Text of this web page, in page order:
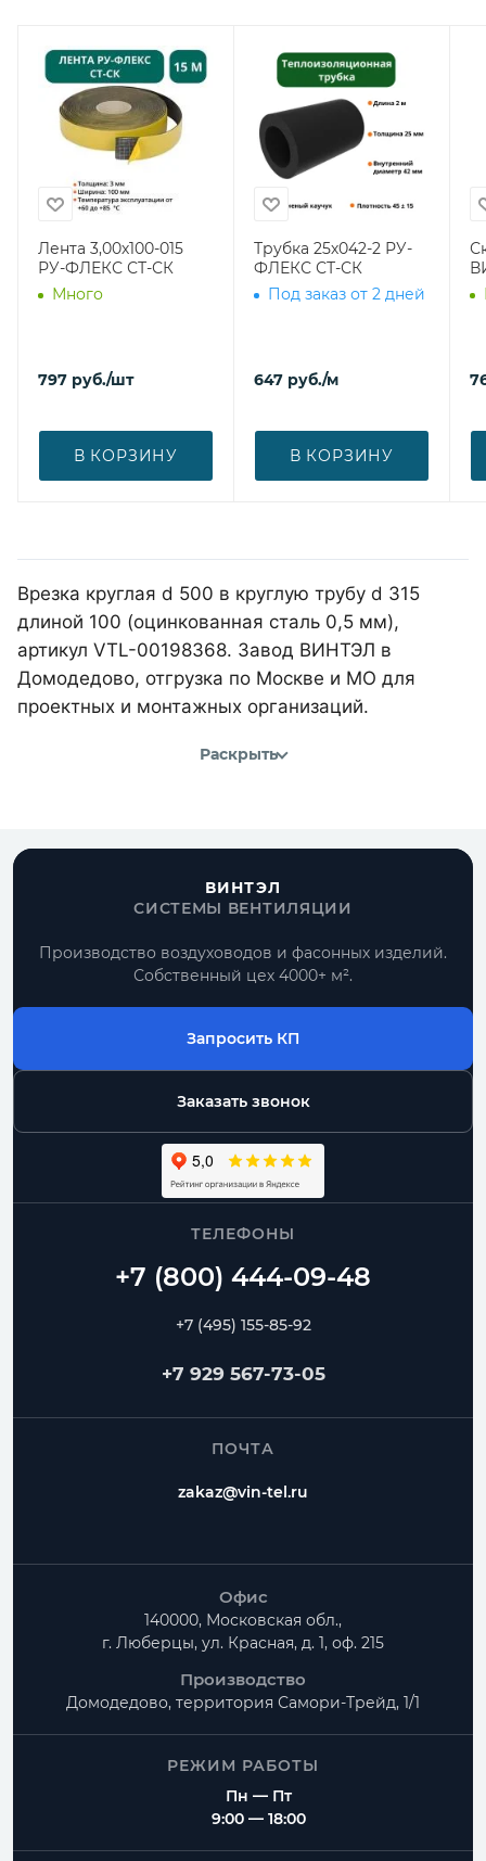
Лента 3,00х100-015
РУ-ФЛЕКС СТ-СК
Много
797 руб./шт
В КОРЗИНУ
Трубка 25х042-2 РУ-
ФЛЕКС СТ-СК
Под заказ от 2 дней
647 руб./м
В КОРЗИНУ
Врезка круглая d 500 в круглую трубу d 315
длиной 100 (оцинкованная сталь 0,5 мм),
артикул VTL-00198368. Завод ВИНТЭЛ в
Домодедово, отгрузка по Москве и МО для
проектных и монтажных организаций.
Раскрыть
ВИНТЭЛ
СИСТЕМЫ ВЕНТИЛЯЦИИ
Производство воздуховодов и фасонных изделий.
Собственный цех 4000+ м².
Запросить КП
Заказать звонок
ТЕЛЕФОНЫ
+7 (495) 155-85-92
+7 929 567-73-05
ПОЧТА
zakaz@vin-tel.ru
Офис
140000, Московская обл.,
г. Люберцы, ул. Красная, д. 1, оф. 215
Производство
Домодедово, территория Самори-Трейд, 1/1
РЕЖИМ РАБОТЫ
Пн — Пт
9:00 — 18:00